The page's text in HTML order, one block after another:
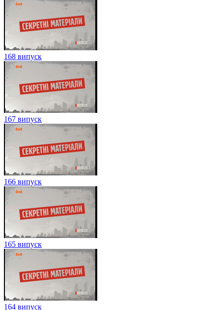
168 випуск
167 випуск
166 випуск
165 випуск
164 випуск